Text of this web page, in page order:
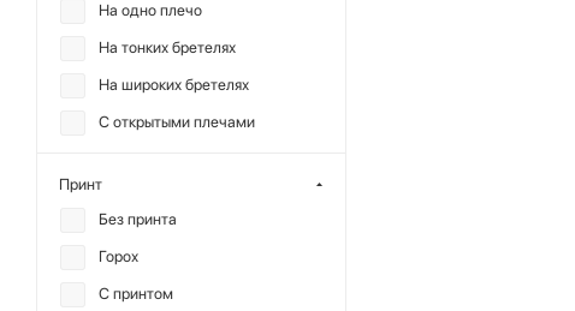
На одно плечо
На тонких бретелях
На широких бретелях
С открытыми плечами
Принт
Без принта
Горох
С принтом